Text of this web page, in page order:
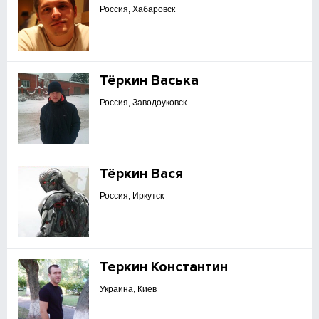
Россия, Хабаровск
Тёркин Васька
Россия, Заводоуковск
Тёркин Вася
Россия, Иркутск
Теркин Константин
Украина, Киев